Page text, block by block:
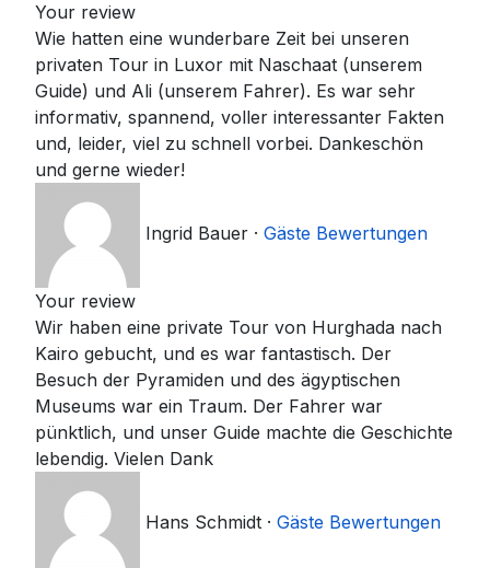
Your review
Wie hatten eine wunderbare Zeit bei unseren
privaten Tour in Luxor mit Naschaat (unserem
Guide) und Ali (unserem Fahrer). Es war sehr
informativ, spannend, voller interessanter Fakten
und, leider, viel zu schnell vorbei. Dankeschön
und gerne wieder!
Ingrid Bauer · Gäste Bewertungen
Your review
Wir haben eine private Tour von Hurghada nach
Kairo gebucht, und es war fantastisch. Der
Besuch der Pyramiden und des ägyptischen
Museums war ein Traum. Der Fahrer war
pünktlich, und unser Guide machte die Geschichte
lebendig. Vielen Dank
Hans Schmidt · Gäste Bewertungen